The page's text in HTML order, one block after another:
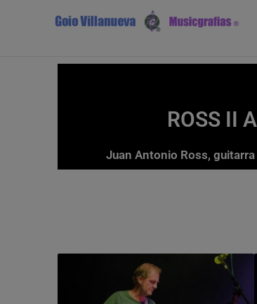
ROSS II
Juan Antonio Ross,